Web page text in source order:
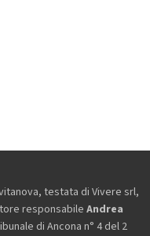
testata di Vivere srl,
responsabile Andrea
di Ancona n° 4 del 2